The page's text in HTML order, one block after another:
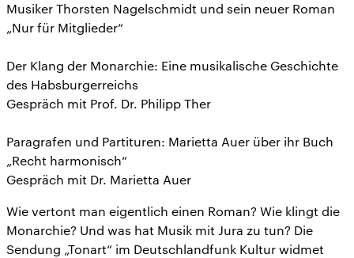
Musiker Thorsten Nagelschmidt und sein neuer Roman
„Nur für Mitglieder“
Der Klang der Monarchie: Eine musikalische Geschichte
des Habsburgerreichs
Gespräch mit Prof. Dr. Philipp Ther
Paragrafen und Partituren: Marietta Auer über ihr Buch
„Recht harmonisch“
Gespräch mit Dr. Marietta Auer
Wie vertont man eigentlich einen Roman? Wie klingt die
Monarchie? Und was hat Musik mit Jura zu tun? Die
Sendung „Tonart“ im Deutschlandfunk Kultur widmet